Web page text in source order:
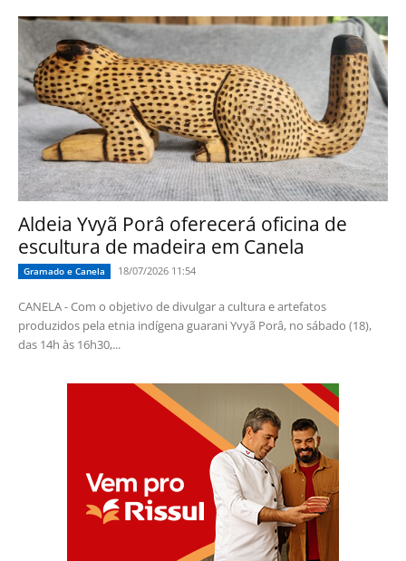
Aldeia Yvyã Porâ oferecerá oficina de
escultura de madeira em Canela
Gramado e Canela 18/07/2026 11:54
CANELA - Com o objetivo de divulgar a cultura e artefatos
produzidos pela etnia indígena guarani Yvyã Porâ, no sábado (18),
das 14h às 16h30,...